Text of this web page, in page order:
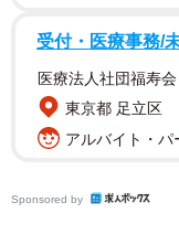
ペットショップではケー
こともなかった
鎌田晶子さんがお
たのは、飼ってい
数の猫がいたそうで
受付・医療事務/
医療法人社団福寿
東京都 足立区
アルバイト・
Sponsored by